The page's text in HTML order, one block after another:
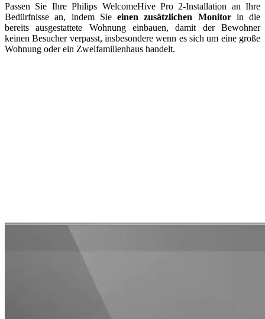
Passen Sie Ihre Philips WelcomeHive Pro 2-Installation an Ihre
Bedürfnisse an, indem Sie einen zusätzlichen Monitorin die
bereits ausgestattete Wohnung einbauen, damit der Bewohner
keinen Besucher verpasst, insbesondere wenn es sich um eine große
Wohnung oder ein Zweifamilienhaus handelt.